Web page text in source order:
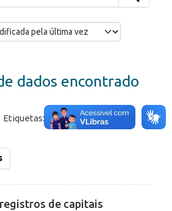
dados encontrado
Etiquetas: ROF
RDE
de capitais